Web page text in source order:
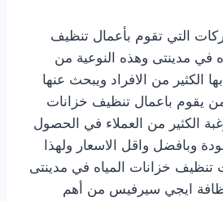
التي تقوم بأعمال تنظيف
في مدينتى وهذه النوعية من
الكثير من الافراد ويبحث عنها
يقوم باعمال تنظيف خزانات
الكثير من العملاء في الحصول
وبافضل واقل الاسعار ولهذا
خزانات المياه في مدينتى
ايجي سيرفيس من أهم